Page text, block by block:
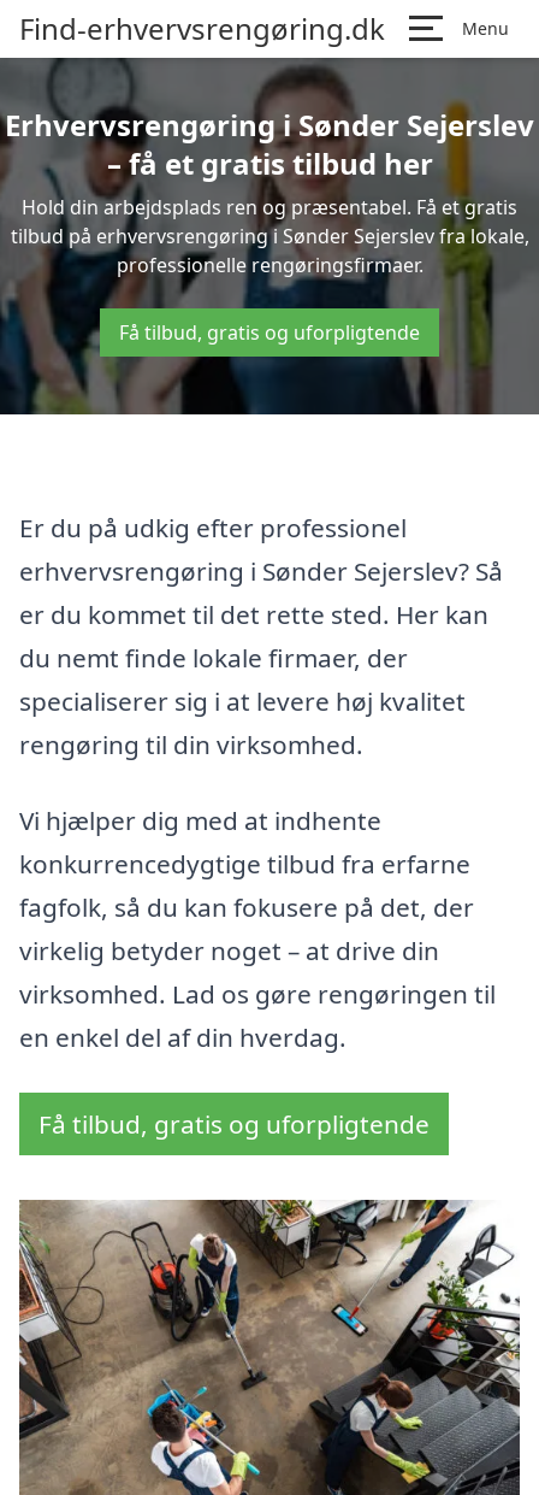
Find-erhvervsrengøring.dk Menu
Erhvervsrengøring i Sønder Sejerslev
– få et gratis tilbud her
Hold din arbejdsplads ren og præsentabel. Få et gratis
tilbud på erhvervsrengøring i Sønder Sejerslev fra lokale,
professionelle rengøringsfirmaer.
Få tilbud, gratis og uforpligtende
Er du på udkig efter professionel
erhvervsrengøring i Sønder Sejerslev? Så
er du kommet til det rette sted. Her kan
du nemt finde lokale firmaer, der
specialiserer sig i at levere høj kvalitet
rengøring til din virksomhed.
Vi hjælper dig med at indhente
konkurrencedygtige tilbud fra erfarne
fagfolk, så du kan fokusere på det, der
virkelig betyder noget – at drive din
virksomhed. Lad os gøre rengøringen til
en enkel del af din hverdag.
Få tilbud, gratis og uforpligtende